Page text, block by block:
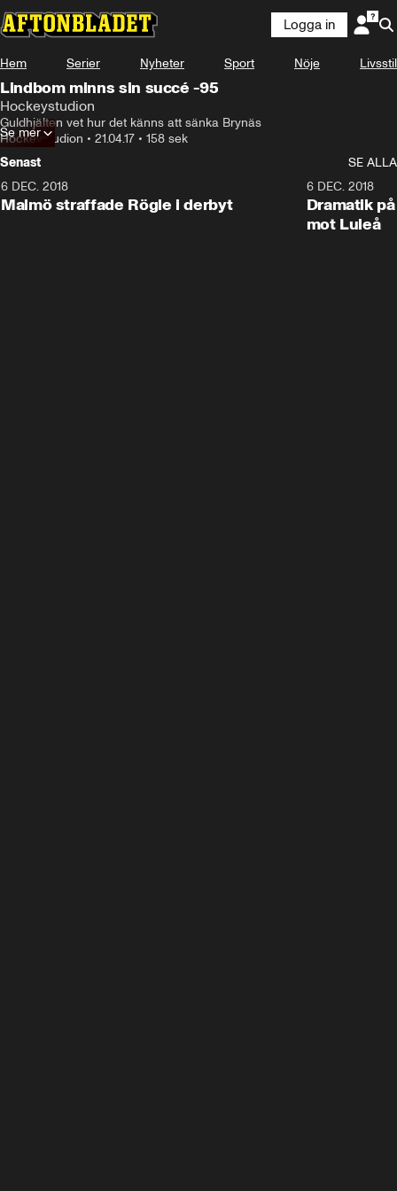
Logga in
Hem Serier Nyheter Sport Nöje Livsstil
Lindbom minns sin succé -95
Hockeystudion
Guldhjälten vet hur det känns att sänka Brynäs
Hockeystudion • 21.04.17 • 158 sek
Se mer
Senast
SE ALLA
6 DEC. 2018
Malmö straffade Rögle i derbyt
6 DEC. 2018
Dramatik
mot Luleå